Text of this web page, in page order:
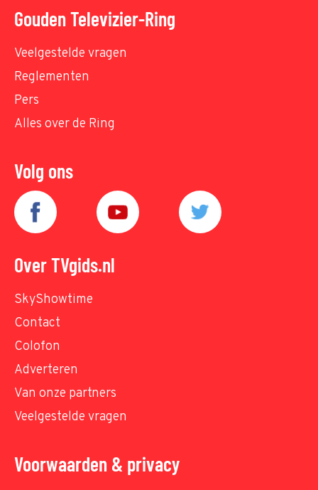
Gouden Televizier-Ring
Veelgestelde vragen
Reglementen
Pers
Alles over de Ring
Volg ons
Over TVgids.nl
SkyShowtime
Contact
Colofon
Adverteren
Van onze partners
Veelgestelde vragen
Voorwaarden & privacy